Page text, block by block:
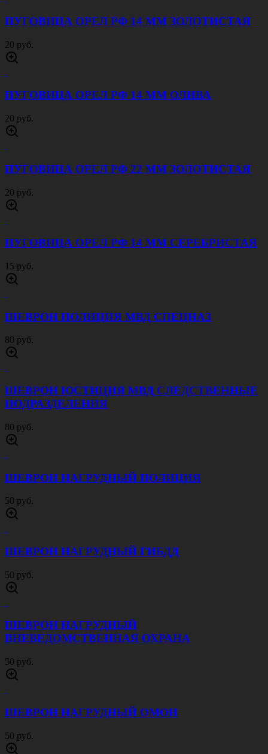
ШЕВРОН ЮСТИЦИЯ МВД СЛЕДСТВЕННЫЕ
ПОДРАЗДЕЛЕНИЯ
80 руб.
ШЕВРОН НАГРУДНЫЙ ПОЛИЦИЯ
50 руб.
ШЕВРОН НАГРУДНЫЙ ГИБДД
50 руб.
ШЕВРОН НАГРУДНЫЙ
ВНЕВЕДОМСТВЕННАЯ ОХРАНА
50 руб.
ШЕВРОН НАГРУДНЫЙ ОМОН
50 руб.
ШЕВРОН НАСПИННЫЙ ПОЛИЦИЯ
150 руб.
ШЕВРОН НАСПИННЫЙ ОМОН
150 руб.
ШЕВРОН НАСПИННЫЙ СОБР
150 руб.
ШЕВРОН НАСПИННЫЙ ФЕДЕРАЛЬНАЯ
СЛУЖБА СУДЕБНЫХ ПРИСТАВОВ
150 руб.
ШЕВРОН НАСПИННЫЙ СУДЕБНЫЙ
ПРИСТАВ